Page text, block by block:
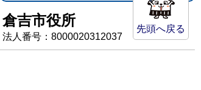
先頭へ戻る
倉吉市役所
法人番号：8000020312037